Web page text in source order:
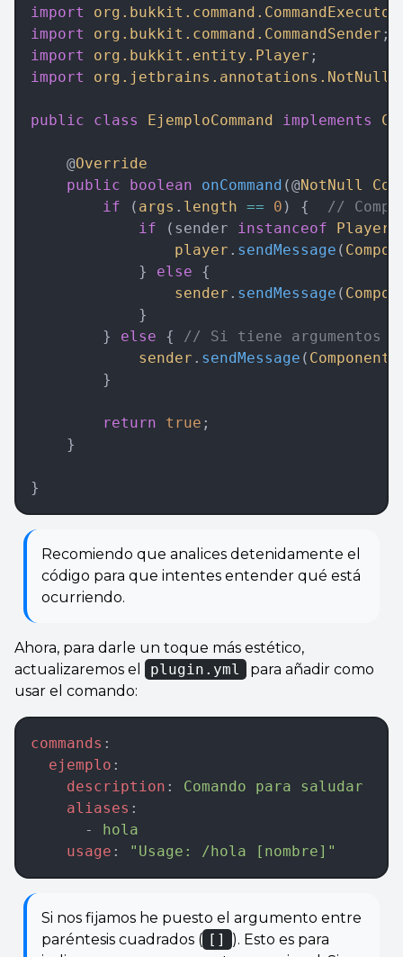
import
org.bukkit.command.CommandExecutor
import
org.bukkit.command.CommandSender ;
import
org.bukkit.entity.Player ;
import
org.jetbrains.annotations.NotNull
public class EjemploCommand implements
    @
Override
    public
boolean onCommand (@NotNull
        if
( args . length == 0 ) { //
            if
(sender instanceof Player
                player
. sendMessage (
            }
else {
                sender
. sendMessage (
            }
        }
else { // Si tiene argumentos
            sender
. sendMessage ( Component
        }
        return
true ;
    }
}
Recomiendo que analices detenidamente el
código para que intentes entender qué está
ocurriendo.
Ahora, para darle un toque más estético,
actualizaremos el
plugin.yml
para añadir como
usar el comando:
commands :
  ejemplo
:
    description
: Comando para saludar
    aliases
:
      -
hola
    usage
: "Usage: /hola [nombre]"
Si nos fijamos he puesto el argumento entre
paréntesis cuadrados ( []
). Esto es para